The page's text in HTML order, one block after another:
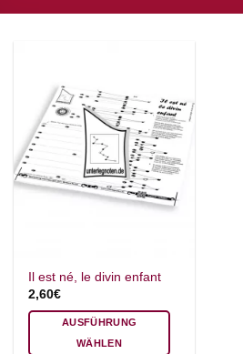
Il est né, le divin enfant
2,60€
AUSFÜHRUNG
WÄHLEN